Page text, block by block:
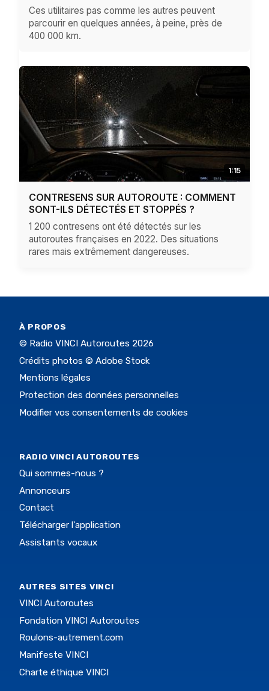
Ces utilitaires pas comme les autres peuvent
parcourir en quelques années, à peine, près de
400 000 km.
1:15
CONTRESENS SUR AUTOROUTE : COMMENT
SONT-ILS DÉTECTÉS ET STOPPÉS ?
1 200 contresens ont été détectés sur les
autoroutes françaises en 2022. Des situations
rares mais extrêmement dangereuses.
À PROPOS
© Radio VINCI Autoroutes 2026
Crédits photos © Adobe Stock
Mentions légales
Protection des données personnelles
Modifier vos consentements de cookies
RADIO VINCI AUTOROUTES
Qui sommes-nous ?
Annonceurs
Contact
Télécharger l'application
Assistants vocaux
AUTRES SITES VINCI
VINCI Autoroutes
Fondation VINCI Autoroutes
Roulons-autrement.com
Manifeste VINCI
Charte éthique VINCI